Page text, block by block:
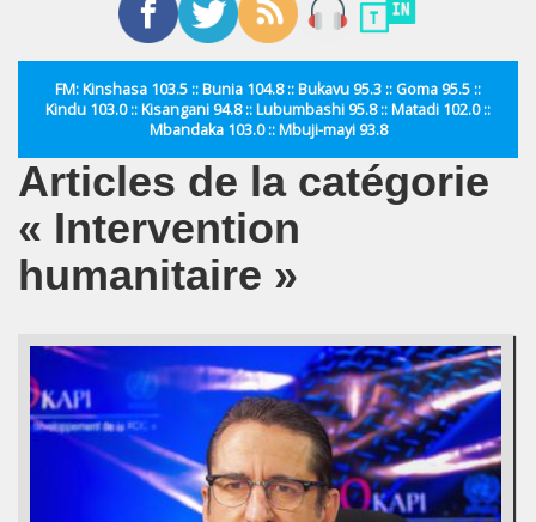
FM: Kinshasa 103.5 :: Bunia 104.8 :: Bukavu 95.3 :: Goma 95.5 ::
Kindu 103.0 :: Kisangani 94.8 :: Lubumbashi 95.8 :: Matadi 102.0 ::
Mbandaka 103.0 :: Mbuji-mayi 93.8
Articles de la catégorie
« Intervention
humanitaire »